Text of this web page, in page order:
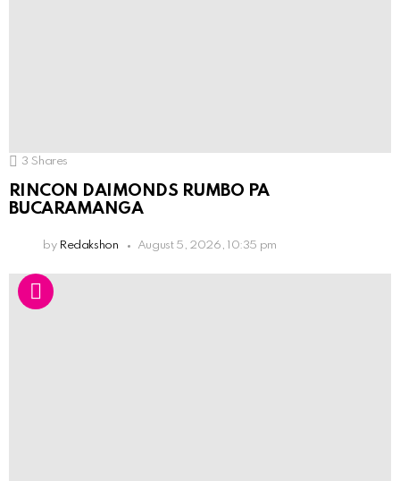
3 Shares
RINCON DAIMONDS RUMBO PA
BUCARAMANGA
by Redakshon August 5, 2026, 10:35 pm